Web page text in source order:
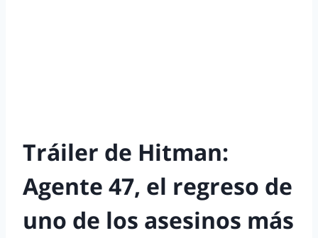
Tráiler de Hitman:
Agente 47, el regreso de
uno de los asesinos más